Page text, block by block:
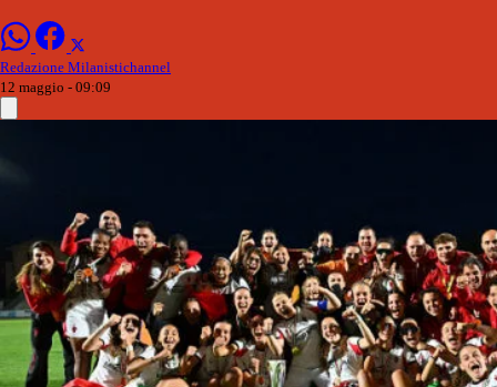
Redazione Milanistichannel
12 maggio - 09:09